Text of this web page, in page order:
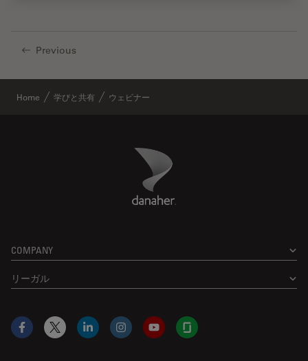
Previous
Home 学びと共有 ウェビナー
Danaher Logo
COMPANY
リーガル
Facebook
X LinkedInInstagramYouTubeGlassdoor